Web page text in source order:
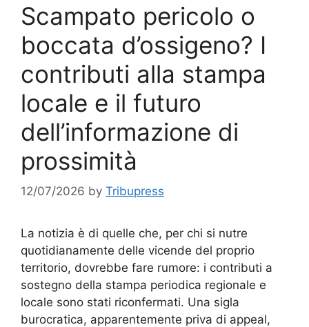
Scampato pericolo o
boccata d’ossigeno? I
contributi alla stampa
locale e il futuro
dell’informazione di
prossimità
12/07/2026 by Tribupress
La notizia è di quelle che, per chi si nutre
quotidianamente delle vicende del proprio
territorio, dovrebbe fare rumore: i contributi a
sostegno della stampa periodica regionale e
locale sono stati riconfermati. Una sigla
burocratica, apparentemente priva di appeal,